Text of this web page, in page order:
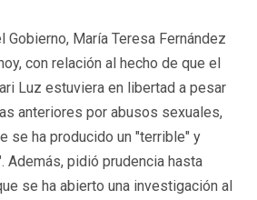
María Teresa Fernández
con relación al hecho de que el
Luz estuviera en libertad a pesar
anteriores por abusos sexuales,
se ha producido un "terrible" y
Además, pidió prudencia hasta
se ha abierto una investigación al